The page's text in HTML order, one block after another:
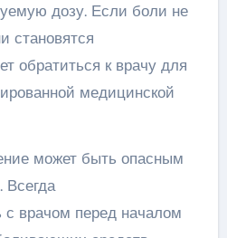
дозу. Если боли не
становятся
обратиться к врачу для
медицинской
может быть опасным
Всегда
с врачом перед началом